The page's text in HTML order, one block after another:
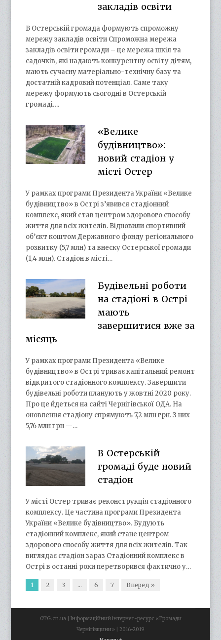
закладів освіти
В Остерській громада формують спроможну
мережу закладів освіти Спроможна мережа
закладів освіти громади – це мережа шкіл та
садочків, які надають конкурентну освіту дітям,
мають сучасну матеріально-технічну базу та
достатній кадровий потенціал. Саме таку
мережу формують сьогодні в Остерській
громаді….
«Велике
будівництво»:
новий стадіон у
місті Остер
У рамках програми Президента України «Велике
будівництво» в Острі з’явився стадіонний
комплекс, який став центром здорового способу
життя для всіх жителів. Відновили спортивний
об’єкт коштом Державного фонду регіонального
розвитку (5,7 млн) та внеску Остерської громади
(1,4 млн). Стадіон в місті…
Будівельні роботи
на стадіоні в Острі
мають
завершитися вже за
місяць
У рамках програми Президента «Велике
будівництво» в Острі триває капітальний ремонт
відкритого стадіонного комплексу. Завершити
будівельні роботи планують у жовтні 2020 року.
Про це йдеться на сайті Чернігівської ОДА. На
оновлення стадіону спрямують 7,2 млн грн. З них
5,76 млн грн —…
В Остерській
громаді буде новий
стадіон
У місті Остер триває реконструкція стадіонного
комплексу. Це частина програми Президента
України «Велике будівництво». Будують
стадіонний комплекс, який стане центром
здорового способу життя для всіх жителів. Так
виглядає стадіон зараз Стадіонний комплекс в
Острі в останні роки перетворився фактично у…
1 2 3 … 6 7 Вперед »
OTG.cn.ua | Інформаційний інтернет-ресурс «Громади
Чернігівщини» | 2016-2019